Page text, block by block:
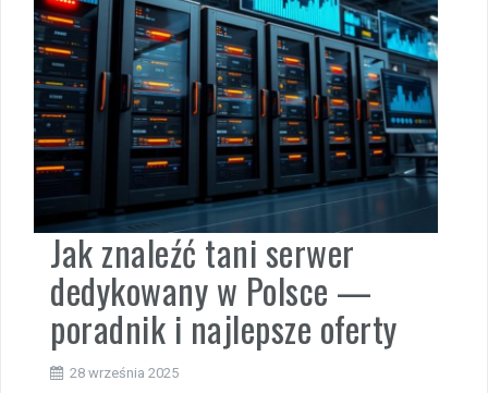
Jak znaleźć tani serwer
dedykowany w Polsce —
poradnik i najlepsze oferty
28 września 2025